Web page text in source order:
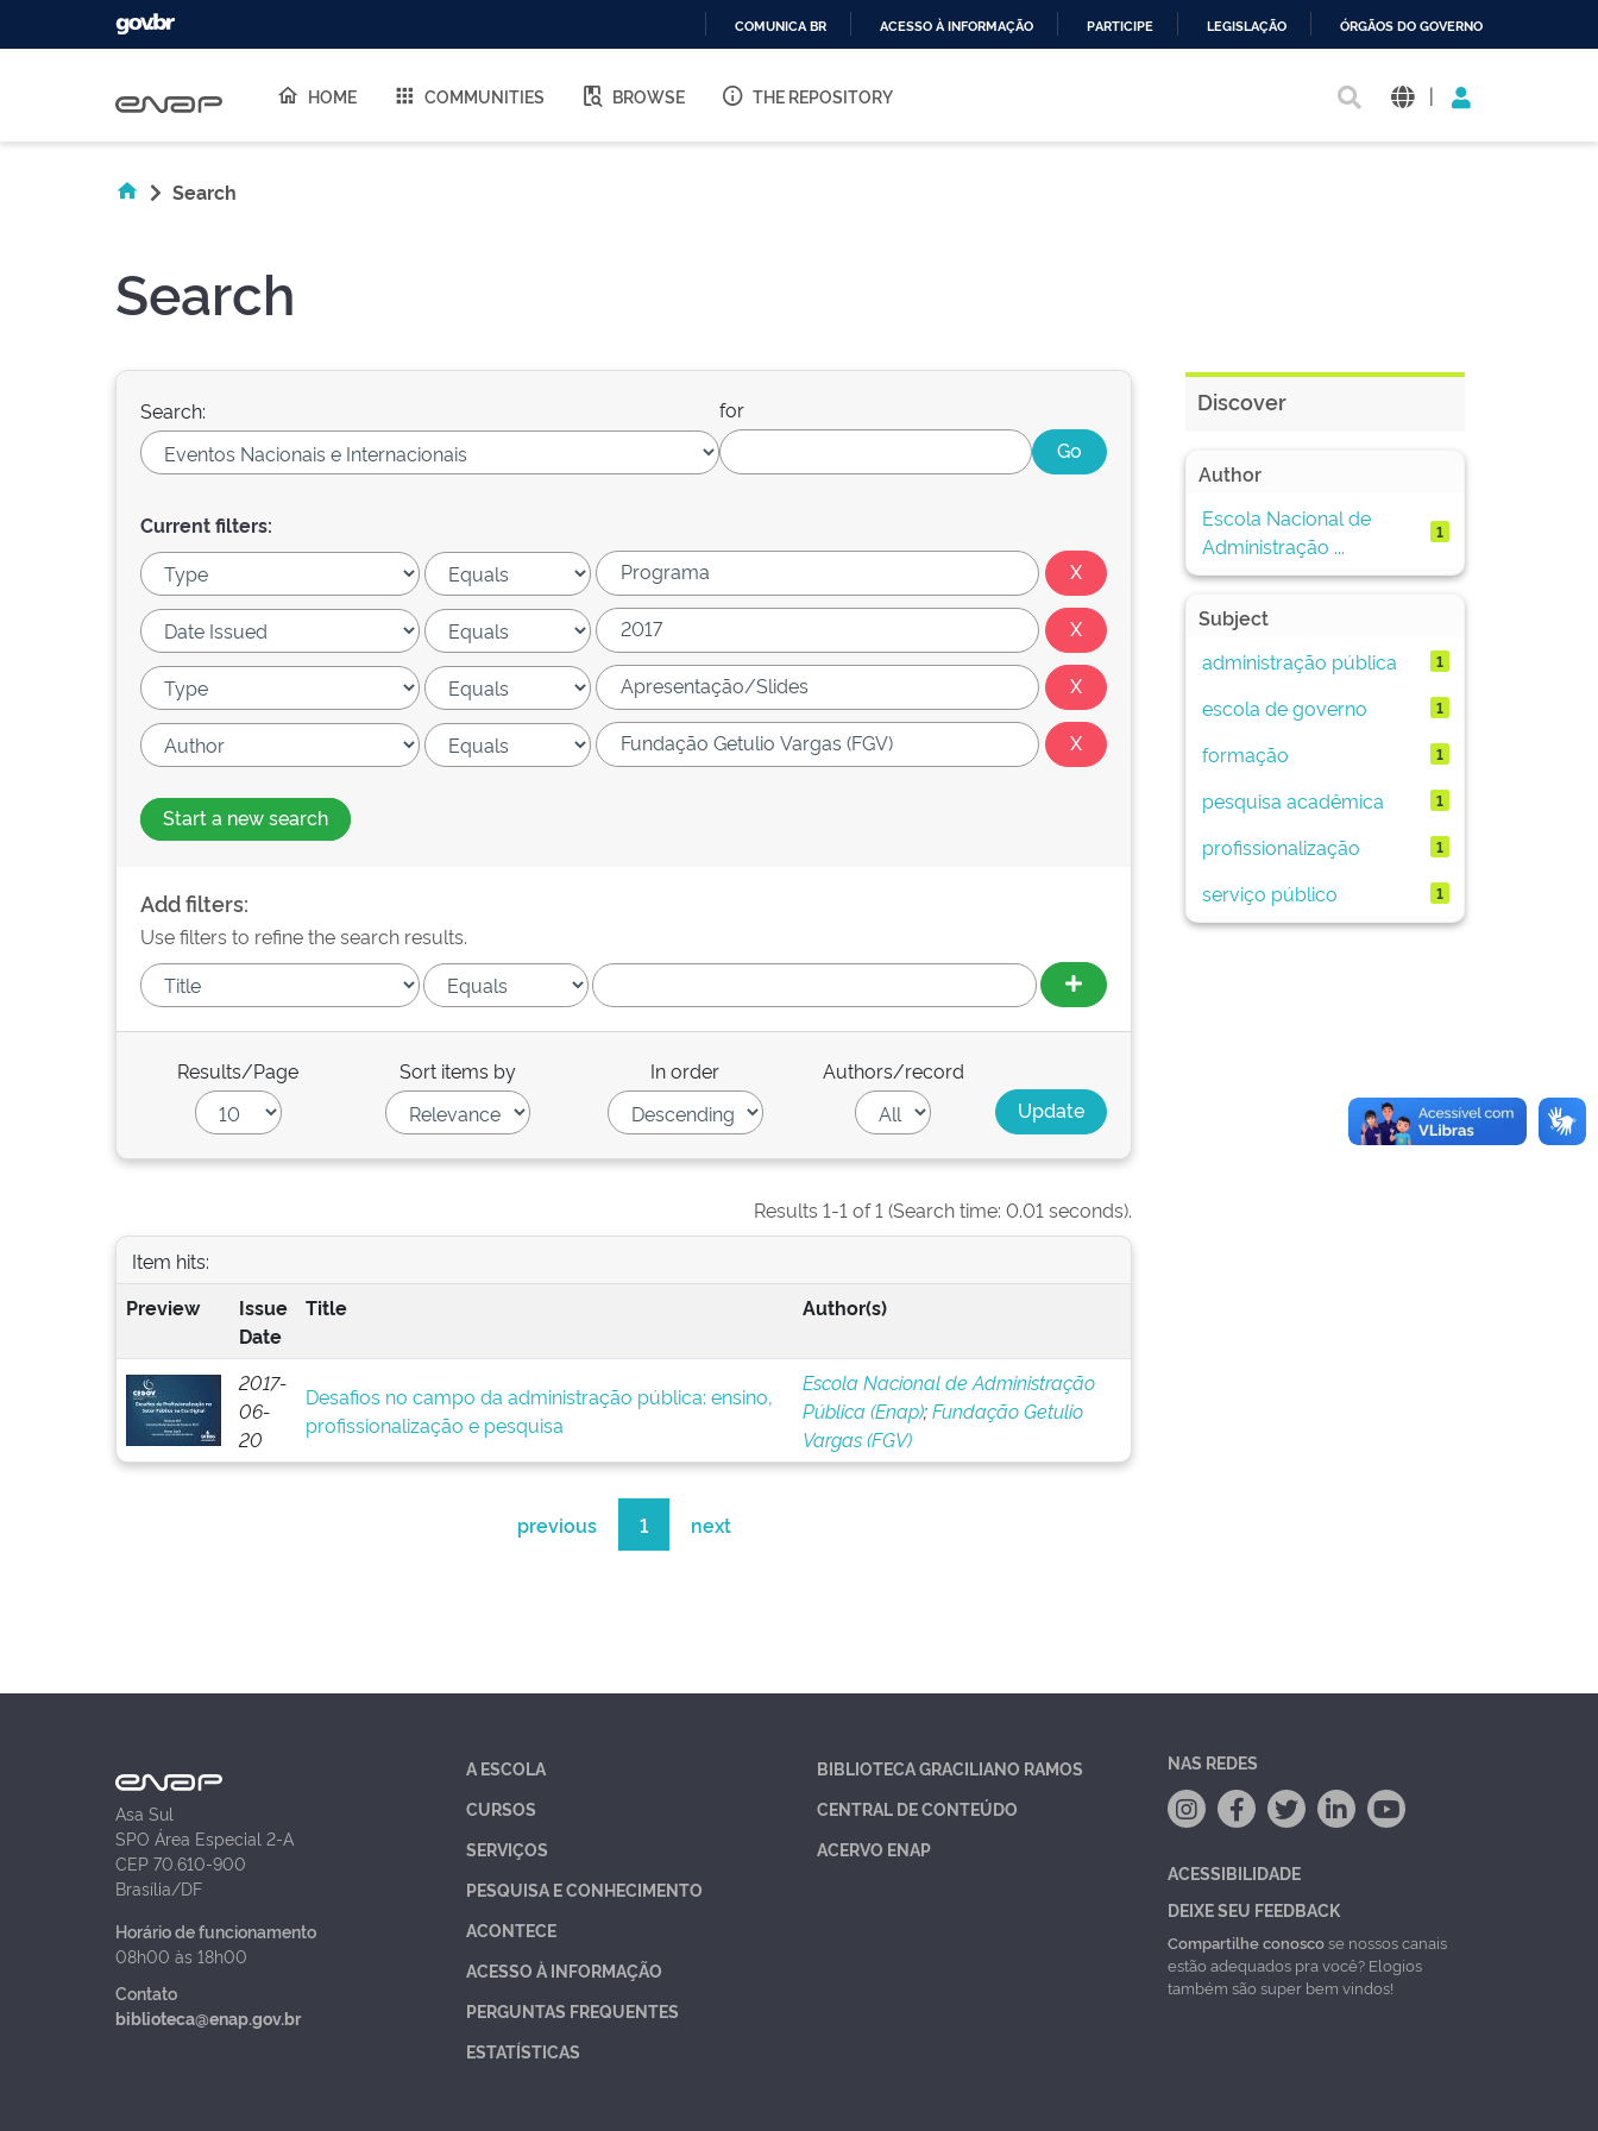
O
COMUNICA BR ACESSO À INFORMAÇÃO PARTICIPE LEGISLAÇÃO ÓRGÃOS DO GOVERNO
HOME COMMUNITIES BROWSE THE REPOSITORY |
Search
Search
Search: for
Current filters:
Start a new search
Add filters:
Use filters to refine the search results.
Results/Page Sort items by In order Authors/record
Results 1-1 of 1 (Search time: 0.01 seconds).
Item hits:
Preview
Issue
Date
Title Author(s)
2017-
06-
20
Desafios no campo da administração pública: ensino,
profissionalização e pesquisa
Escola Nacional de Administração
Pública (Enap);Fundação Getulio
Vargas (FGV)
previous 1 next
Discover
Author
Escola Nacional de
Administração ...
1
Subject
administração pública
1
escola de governo 1
formação 1
pesquisa acadêmica 1
profissionalização 1
serviço público 1
Asa Sul
SPO Área Especial 2-A
CEP 70.610-900
Brasília/DF
Horário de funcionamento
08h00 às 18h00
Contato
biblioteca@enap.gov.br
A ESCOLA
CURSOS
SERVIÇOS
PESQUISA E CONHECIMENTO
ACONTECE
ACESSO À INFORMAÇÃO
PERGUNTAS FREQUENTES
ESTATÍSTICAS
BIBLIOTECA GRACILIANO RAMOS
CENTRAL DE CONTEÚDO
ACERVO ENAP
NAS REDES
ACESSIBILIDADE
DEIXE SEU FEEDBACK
Compartilhe conoscose nossos canais
estão adequados pra você? Elogios
também são super bem vindos!